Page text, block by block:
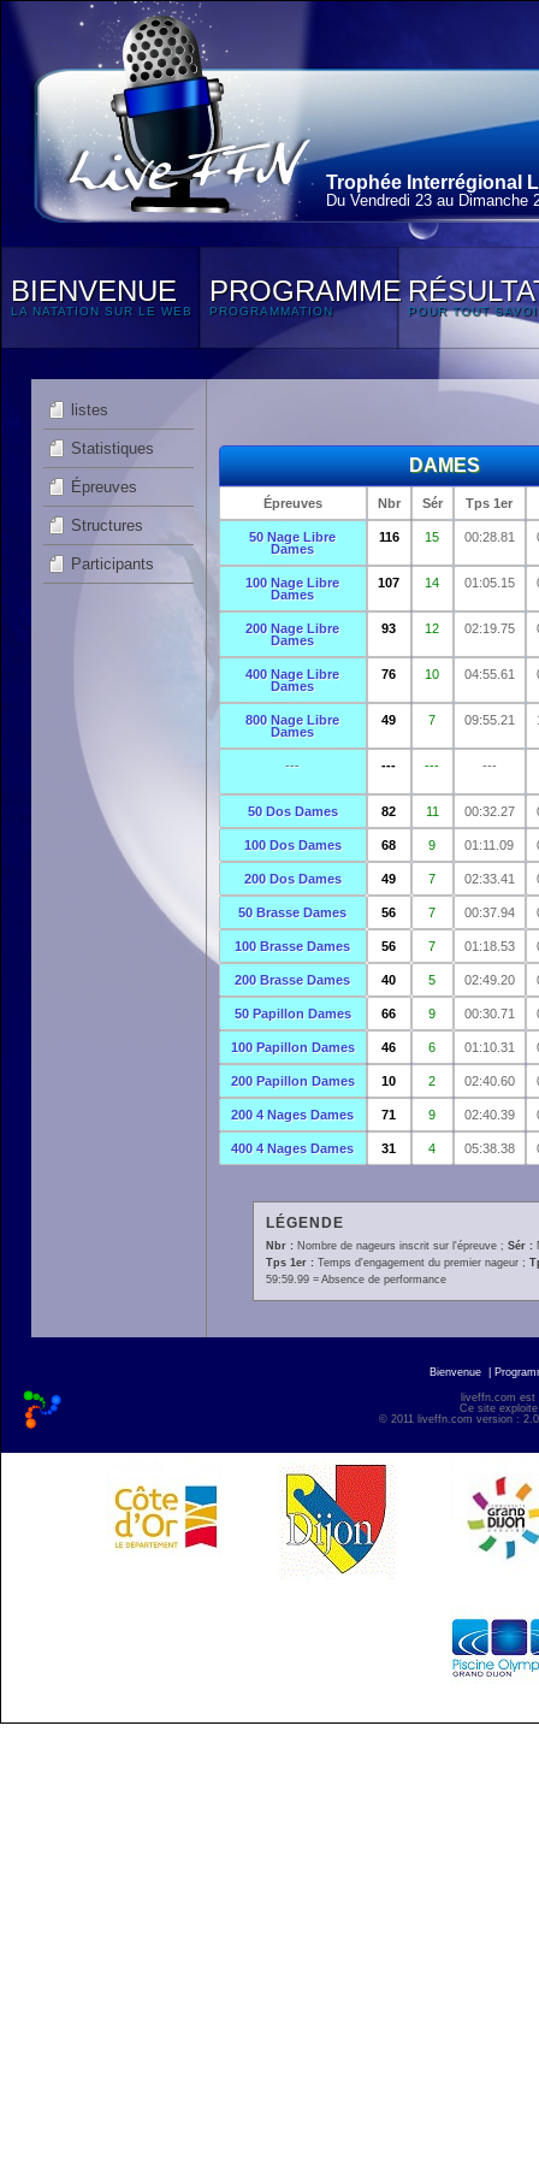
Trophée Interrégional
Du Vendredi 23 au Dimanche
BIENVENUE
LA NATATION SUR LE WEB
PROGRAMME
PROGRAMMATION POUR TOUT
listes
Statistiques
Épreuves
Structures
Participants
DAMES
Épreuves Nbr Sér Tps 1er
50 Nage Libre
Dames
116 15 00:28.81
100 Nage Libre
Dames
107 14 01:05.15
200 Nage Libre
Dames
93 12 02:19.75
400 Nage Libre
Dames
76 10 04:55.61
800 Nage Libre
Dames
49 7 09:55.21
--- --- --- ---
50 Dos Dames 82 11 00:32.27
100 Dos Dames 68 9 01:11.09
200 Dos Dames 49 7 02:33.41
50 Brasse Dames 56 7 00:37.94
100 Brasse Dames 56 7 01:18.53
200 Brasse Dames 40 5 02:49.20
50 Papillon Dames 66 9 00:30.71
100 Papillon Dames 46 6 01:10.31
200 Papillon Dames 10 2 02:40.60
200 4 Nages Dames 71 9 02:40.39
400 4 Nages Dames 31 4 05:38.38
LÉGENDE
Nbr : Nombre de nageurs inscrit sur l'épreuve ; Sér :
Tps 1er : Temps d'engagement du premier nageur ;
59:59.99 = Absence de performance
Bienvenue
liveffn.com est
Ce site
© 2011 liveffn.com version :